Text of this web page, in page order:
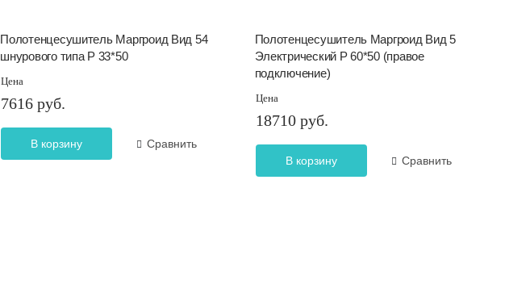
Полотенцесушитель Маргроид Вид 54
шнурового типа Р 33*50
Цена
7616 руб.
В корзину Сравнить
Полотенцесушитель Маргроид Вид 5
Электрический Р 60*50 (правое
подключение)
Цена
18710 руб.
В корзину Сравнить